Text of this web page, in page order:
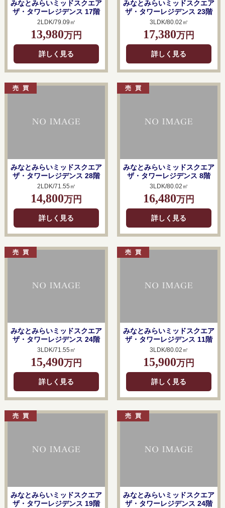
みなとみらいミッドスクエア
ザ・タワーレジデンス 17階
2LDK/79.09㎡
13,980万円
詳しく見る
みなとみらいミッドスクエア
ザ・タワーレジデンス 23階
3LDK/80.02㎡
17,380万円
詳しく見る
みなとみらいミッドスクエア
ザ・タワーレジデンス 28階
2LDK/71.55㎡
14,800万円
詳しく見る
みなとみらいミッドスクエア
ザ・タワーレジデンス 8階
3LDK/80.02㎡
16,480万円
詳しく見る
みなとみらいミッドスクエア
ザ・タワーレジデンス 24階
3LDK/71.55㎡
15,490万円
詳しく見る
みなとみらいミッドスクエア
ザ・タワーレジデンス 11階
3LDK/80.02㎡
15,900万円
詳しく見る
みなとみらいミッドスクエア
ザ・タワーレジデンス 19階
みなとみらいミッドスクエア
ザ・タワーレジデンス 24階